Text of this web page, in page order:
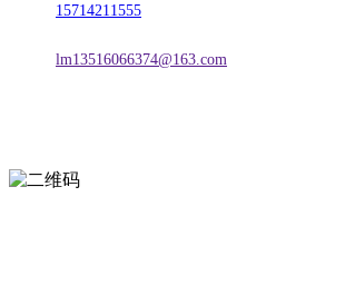
15714211555
lm13516066374@163.com